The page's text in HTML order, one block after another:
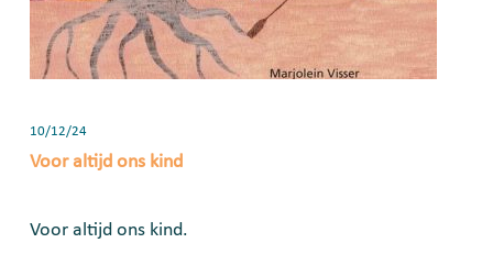
10/12/24
Voor altijd ons kind
Voor altijd ons kind.